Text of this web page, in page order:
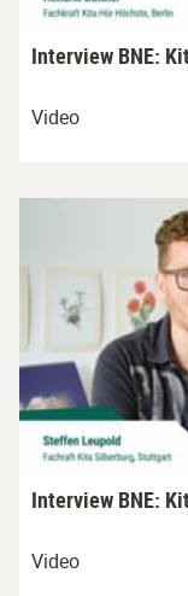
Interview BNE:
Video
Interview BNE:
Video